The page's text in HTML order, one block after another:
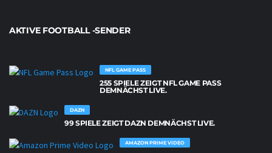
AKTIVE FOOTBALL -SENDER
NFL GAME PASS
255 SPIELE ZEIGT NFL GAME PASS
DEMNÄCHST LIVE.
DAZN
99 SPIELE ZEIGT DAZN DEMNÄCHST LIVE.
AMAZON PRIME VIDEO